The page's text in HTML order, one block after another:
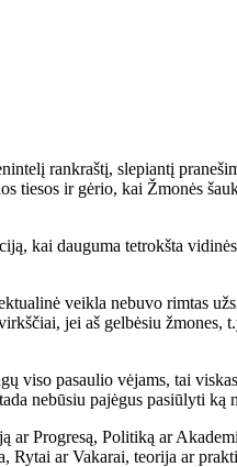
rankraštį, slepiantį
tiesos ir gėrio, kai Žmonės
kai dauguma tetrokšta
veikla nebuvo rimtas
jei aš gelbėsiu
viso pasaulio vėjams, tai
nebūsiu pajėgus pasiūlyti ką
Progresą, Politiką ar
Rytai ar Vakarai, teorija ar